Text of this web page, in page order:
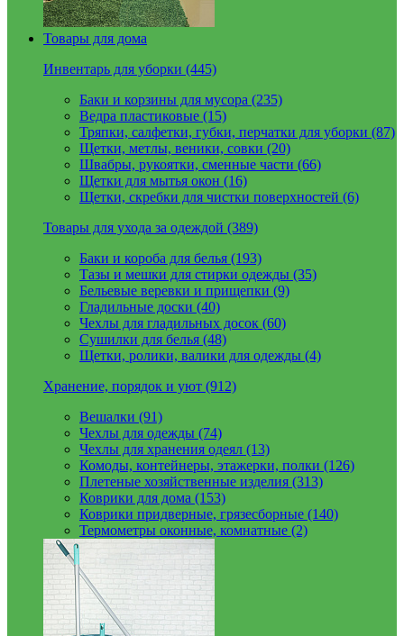
Товары для дома
Инвентарь для уборки (445)
Баки и корзины для мусора (235)
Ведра пластиковые (15)
Тряпки, салфетки, губки, перчатки для уборки (87)
Щетки, метлы, веники, совки (20)
Швабры, рукоятки, сменные части (66)
Щетки для мытья окон (16)
Щетки, скребки для чистки поверхностей (6)
Товары для ухода за одеждой (389)
Баки и короба для белья (193)
Тазы и мешки для стирки одежды (35)
Бельевые веревки и прищепки (9)
Гладильные доски (40)
Чехлы для гладильных досок (60)
Сушилки для белья (48)
Щетки, ролики, валики для одежды (4)
Хранение, порядок и уют (912)
Вешалки (91)
Чехлы для одежды (74)
Чехлы для хранения одеял (13)
Комоды, контейнеры, этажерки, полки (126)
Плетеные хозяйственные изделия (313)
Коврики для дома (153)
Коврики придверные, грязесборные (140)
Термометры оконные, комнатные (2)